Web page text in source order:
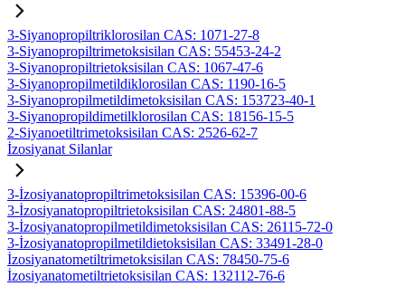
3-Siyanopropiltriklorosilan CAS: 1071-27-8
3-Siyanopropiltrimetoksisilan CAS: 55453-24-2
3-Siyanopropiltrietoksisilan CAS: 1067-47-6
3-Siyanopropilmetildiklorosilan CAS: 1190-16-5
3-Siyanopropilmetildimetoksisilan CAS: 153723-40-1
3-Siyanopropildimetilklorosilan CAS: 18156-15-5
2-Siyanoetiltrimetoksisilan CAS: 2526-62-7
İzosiyanat Silanlar
3-İzosiyanatopropiltrimetoksisilan CAS: 15396-00-6
3-İzosiyanatopropiltrietoksisilan CAS: 24801-88-5
3-İzosiyanatopropilmetildimetoksisilan CAS: 26115-72-0
3-İzosiyanatopropilmetildietoksisilan CAS: 33491-28-0
İzosiyanatometiltrimetoksisilan CAS: 78450-75-6
İzosiyanatometiltrietoksisilan CAS: 132112-76-6